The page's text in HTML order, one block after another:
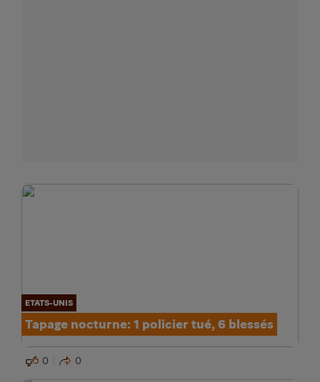
ETATS-UNIS
Tapage nocturne: 1 policier tué, 6 blessés
0 0